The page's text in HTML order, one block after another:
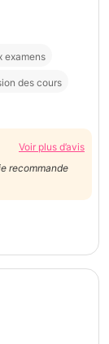
examens
des cours
Voir plus d’avis
recommande